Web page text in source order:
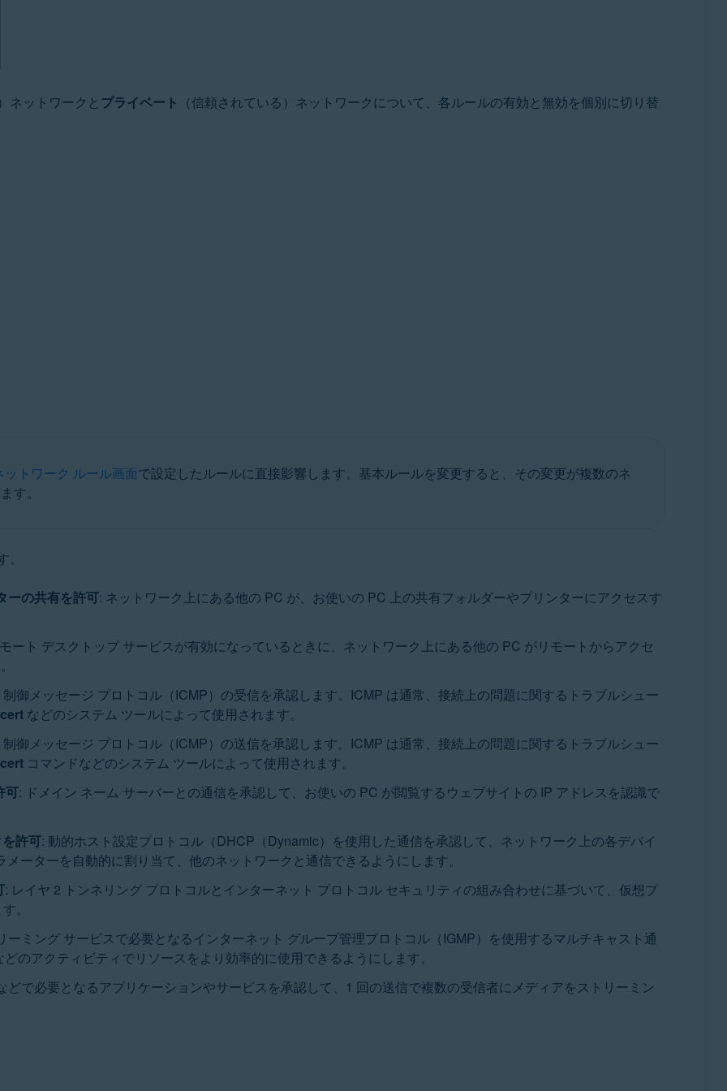
ネットワークと プライベート （信頼されている）ネットワークについて、各ルールの有効と無効を個別に切り替
ットワーク ルール画面で設定したルールに直接影響します。基本ルールを変更すると、その変更が複数のネ
す。
ーの共有を許可: ネットワーク上にある他の PC が、お使いの PC 上の共有フォルダーやプリンターにアクセスす
ート デスクトップ サービスが有効になっているときに、ネットワーク上にある他の PC がリモートからアクセ
御メッセージ プロトコル（ICMP）の受信を承認します。ICMP は通常、接続上の問題に関するトラブルシュー
などのシステム ツールによって使用されます。
御メッセージ プロトコル（ICMP）の送信を承認します。ICMP は通常、接続上の問題に関するトラブルシュー
コマンドなどのシステム ツールによって使用されます。
可: ドメイン ネーム サーバーとの通信を承認して、お使いの PC が閲覧するウェブサイトの IP アドレスを認識で
許可: 動的ホスト設定プロトコル（DHCP（Dynamic）を使用した通信を承認して、ネットワーク上の各デバイ
ーターを自動的に割り当て、他のネットワークと通信できるようにします。
: レイヤ 2 トンネリング プロトコルとインターネット プロトコル セキュリティの組み合わせに基づいて、仮想プ
。
ーミング サービスで必要となるインターネット グループ管理プロトコル（IGMP）を使用するマルチキャスト通
のアクティビティでリソースをより効率的に使用できるようにします。
どで必要となるアプリケーションやサービスを承認して、1 回の送信で複数の受信者にメディアをストリーミン